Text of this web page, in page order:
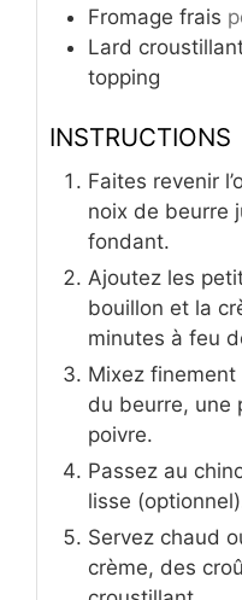
Fromage frais
Lard
topping
INSTRUCTIONS
Faites revenir
noix de beurre
fondant.
Ajoutez les
bouillon et la
minutes à feu
Mixez
du beurre, une
poivre.
Passez au
lisse
Servez chaud
crème, des